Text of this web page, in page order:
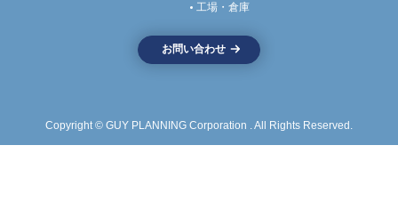
工場・倉庫
お問い合わせ
Copyright © GUY PLANNING Corporation . All Rights Reserved.